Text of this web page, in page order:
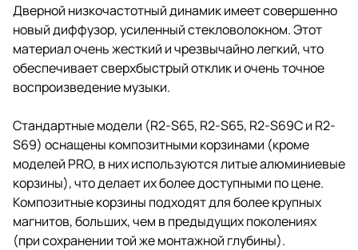
Дверной низкочастотный динамик имеет совершенно
новый диффузор, усиленный стекловолокном. Этот
материал очень жесткий и чрезвычайно легкий, что
обеспечивает сверхбыстрый отклик и очень точное
воспроизведение музыки.
Стандартные модели (R2-S65, R2-S65, R2-S69C и R2-
S69) оснащены композитными корзинами (кроме
моделей PRO, в них используются литые алюминиевые
корзины), что делает их более доступными по цене.
Композитные корзины подходят для более крупных
магнитов, больших, чем в предыдущих поколениях
(при сохранении той же монтажной глубины).